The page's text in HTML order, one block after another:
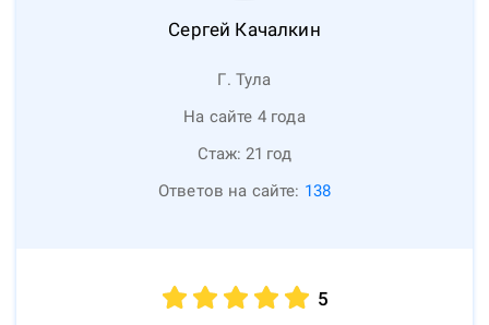
Сергей Качалкин
Г. Тула
На сайте 4 года
Стаж: 21 год
Ответов на сайте: 138
5